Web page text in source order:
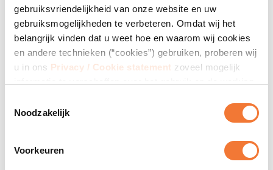
gebruiksvriendelijkheid van onze website en uw
gebruiksmogelijkheden te verbeteren. Omdat wij het
belangrijk vinden dat u weet hoe en waarom wij cookies
en andere technieken (“cookies”) gebruiken, proberen wij
u in ons Privacy / Cookie statement zoveel mogelijk
Ticketpoint niet garanderen dat onze website goed blijft
werken. Het kan zijn dat enkele functies van de website
verloren gaan of dat u de websites zelfs helemaal niet
meer kunt bezoeken. Daarnaast betekent het blokkeren
Noodzakelijk
Voorkeuren
Lees verder
Gerelateerde producten